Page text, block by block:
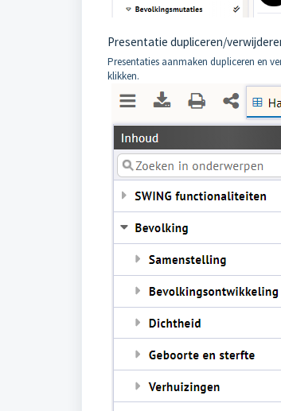
Presentatie dupliceren/
Presentaties aanmaken dupliceren en
klikken.